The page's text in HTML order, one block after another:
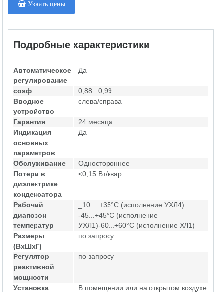
Узнать цены
Подробные характеристики
Автоматическое
регулирование
Да
cosф
0,88...0,99
Вводное
устройство
слева/справа
Гарантия
24 месяца
Индикация
основных
параметров
Да
Обслуживание
Одностороннее
Потери в
диэлектрике
конденсатора
<0,15 Вт/квар
Рабочий
диапозон
температур
_10 …+35°С (исполнение УХЛ4)
-45...+45°С (исполнение
УХЛ1)-60...+60°С (исполнение ХЛ1)
Размеры
(ВхШхГ)
по запросу
Регулятор
реактивной
мощности
по запросу
Установка
В помещении или на открытом воздухе